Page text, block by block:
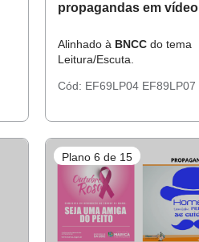
propagandas em vídeo
Alinhado à BNCC do tema
Leitura/Escuta.
Cód: EF69LP04 EF89LP07
Plano 6 de 15